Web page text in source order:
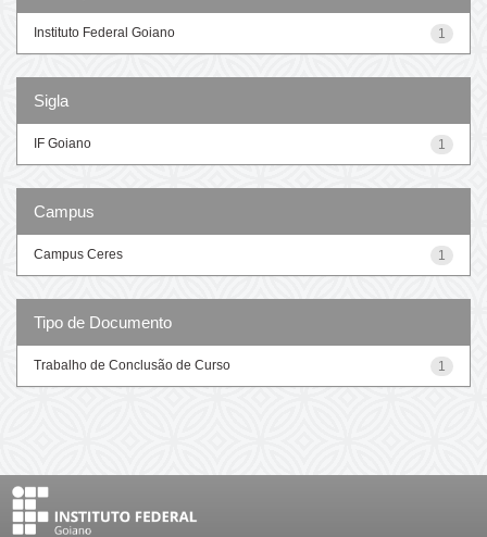
1
Instituto Federal Goiano
Sigla
1
IF Goiano
Campus
1
Campus Ceres
Tipo de Documento
1
Trabalho de Conclusão de Curso